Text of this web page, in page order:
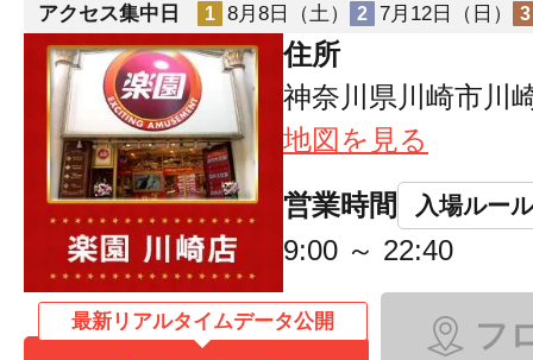
アクセス集中日 1 8月8日（土） 2 7月12日（日） 3
住所
神奈川県川崎市川
地図を見る
営業時間 入場ルール
9:00 ～ 22:40
最新リアルタイムデータ公開 フ